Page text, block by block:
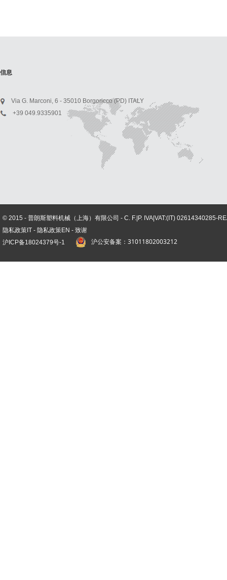
© 2015 - 普朗斯塑料机械（上海）有限公司 - C. F.|P. IVA|VAT:(IT) 02614340285-
隐私政策IT - 隐私政策EN - 致谢
沪ICP备18024379号-1
Via G. Marconi, 6 - 35010 Borgoricco (PD) ITALY
+39 049.9335901
信息
沪公安备案：31011802003212